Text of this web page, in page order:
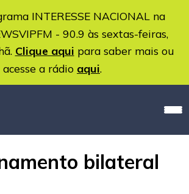
INTERESSE NACIONAL na
- 90.9 às sextas-feiras,
Clique aqui para saber mais ou
acesse a rádio aqui.
bilateral